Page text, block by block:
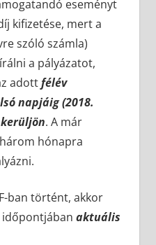
eseményt
kifizetése, mert a
szóló számla)
a pályázatot,
adottfélév
napjáig (2018.
. A már
hónapra
ban történt, akkor
időpontjában aktuális